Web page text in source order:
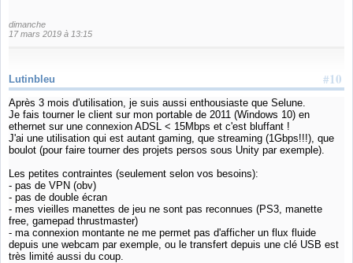
dimanche
17 mars 2019 à 13:15
#10
Lutinbleu
Après 3 mois d'utilisation, je suis aussi enthousiaste que Selune.
Je fais tourner le client sur mon portable de 2011 (Windows 10) en
ethernet sur une connexion ADSL < 15Mbps et c'est bluffant !
J'ai une utilisation qui est autant gaming, que streaming (1Gbps!!!), que
boulot (pour faire tourner des projets persos sous Unity par exemple).
Les petites contraintes (seulement selon vos besoins):
- pas de VPN (obv)
- pas de double écran
- mes vieilles manettes de jeu ne sont pas reconnues (PS3, manette
free, gamepad thrustmaster)
- ma connexion montante ne me permet pas d'afficher un flux fluide
depuis une webcam par exemple, ou le transfert depuis une clé USB est
très limité aussi du coup.